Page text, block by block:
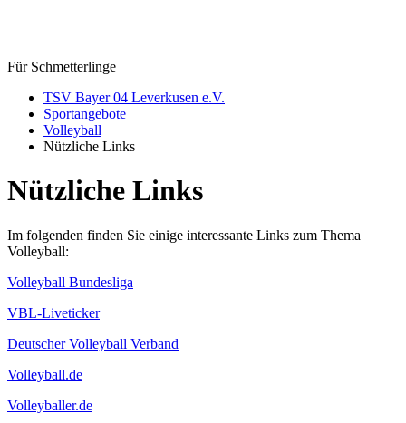
Für Schmetterlinge
TSV Bayer 04 Leverkusen e.V.
Sportangebote
Volleyball
Nützliche Links
Nützliche Links
Im folgenden finden Sie einige interessante Links zum Thema
Volleyball:
Volleyball Bundesliga
VBL-Liveticker
Deutscher Volleyball Verband
Volleyball.de
Volleyballer.de